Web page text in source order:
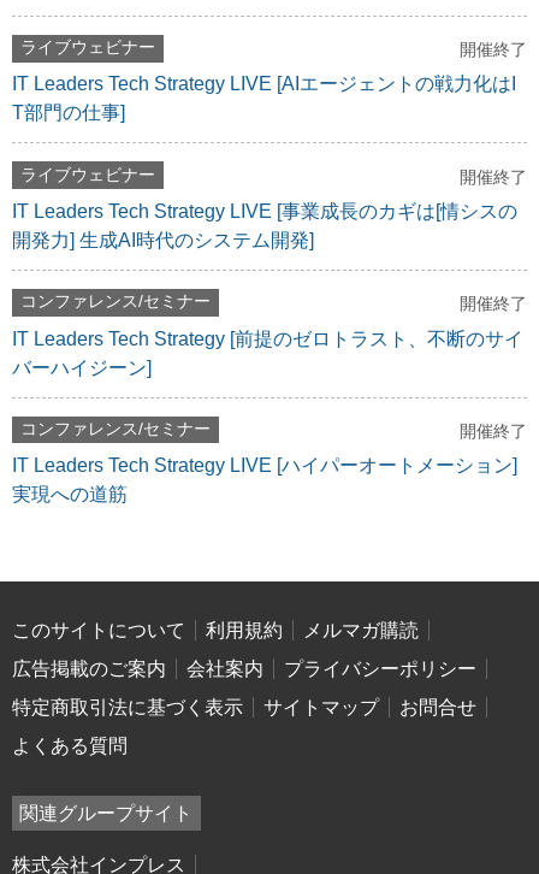
ライブウェビナー 開催終了
IT Leaders Tech Strategy LIVE [AIエージェントの戦力化はI
T部門の仕事]
ライブウェビナー 開催終了
IT Leaders Tech Strategy LIVE [事業成長のカギは[情シスの
開発力] 生成AI時代のシステム開発]
コンファレンス/セミナー 開催終了
IT Leaders Tech Strategy [前提のゼロトラスト、不断のサイ
バーハイジーン]
コンファレンス/セミナー 開催終了
IT Leaders Tech Strategy LIVE [ハイパーオートメーション]
実現への道筋
このサイトについて 利用規約
メルマガ購読
広告掲載のご案内
会社案内
プライバシーポリシー
特定商取引法に基づく表示
サイトマップ
お問合せ
よくある質問
関連グループサイト
株式会社インプレス